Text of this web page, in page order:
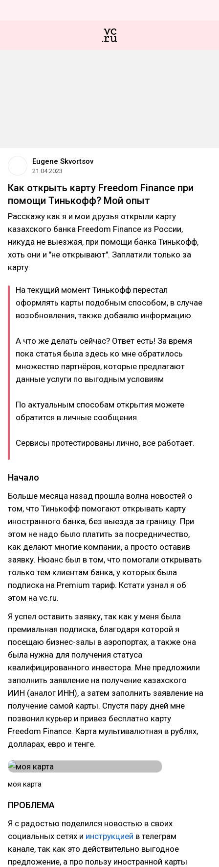
Eugene Skvortsov
21.04.2023
Как открыть карту Freedom Finance при
помощи Тинькофф? Мой опыт
Расскажу как я и мои друзья открыли карту
казахского банка Freedom Finance из России,
никуда не выезжая, при помощи банка Тинькофф,
хоть они и "не открывают". Заплатили только за
карту.
На текущий момент Тинькофф перестал
оформлять карты подобным способом, в случае
возобновления, также добавлю информацию.
А что же делать сейчас? Ответ есть! За время
пока статья была здесь ко мне обратилось
множество партнёров, которые предлагают
данные услуги по выгодным условиям
По актуальным способам открытия можете
обратится в личные сообщения.
Сервисы протестированы лично, все работает.
Начало
Больше месяца назад прошла волна новостей о
том, что Тинькофф помогают открывать карту
иностранного банка, без выезда за границу. При
этом не надо было платить за посредничество,
как делают многие компании, а просто оставив
заявку. Нюанс был в том, что помогали открывать
только тем клиентам банка, у которых была
подписка на Premium тариф. Кстати узнал я об
этом на vc.ru.
Я успел оставить заявку, так как у меня была
премиальная подписка, благодаря которой я
посещаю бизнес-залы в аэропортах, а также она
была нужна для получения статуса
квалифицированного инвестора. Мне предложили
заполнить заявление на получение казахского
ИИН (аналог ИНН), а затем заполнить заявление на
получение самой карты. Спустя пару дней мне
позвонил курьер и привез бесплатно карту
Freedom Finance. Карта мультивалютная в рублях,
долларах, евро и тенге.
моя карта
ПРОБЛЕМА
Я с радостью поделился новостью в своих
социальных сетях и инструкцией в телеграм
канале, так как это действительно выгодное
предложение, а про пользу иностранной карты